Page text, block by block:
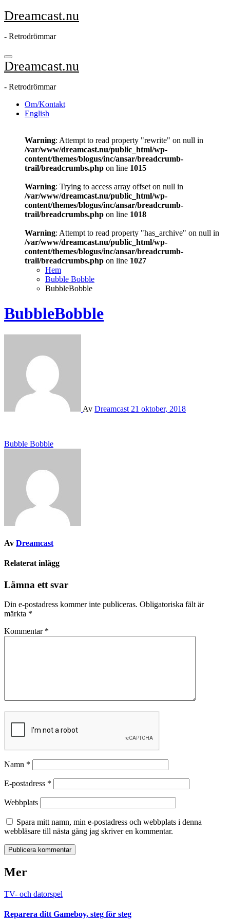
Hoppa
till
Dreamcast.nu
- Retrodrömmar
Dreamcast.nu
- Retrodrömmar
Om/Kontakt
English
Warning: Attempt to read property "rewrite" on null in
/var/www/dreamcast.nu/public_html/wp-
content/themes/blogus/inc/ansar/breadcrumb-
trail/breadcrumbs.php on line 1015
Warning: Trying to access array offset on null in
/var/www/dreamcast.nu/public_html/wp-
content/themes/blogus/inc/ansar/breadcrumb-
trail/breadcrumbs.php on line 1018
Warning: Attempt to read property "has_archive" on null in
/var/www/dreamcast.nu/public_html/wp-
content/themes/blogus/inc/ansar/breadcrumb-
trail/breadcrumbs.php on line 1027
Hem
Bubble Bobble
BubbleBobble
BubbleBobble
Av Dreamcast 21 oktober, 2018
Inläggsnavigering
Bubble Bobble
Av Dreamcast
Relaterat inlägg
Lämna ett svar
Din e-postadress kommer inte publiceras. Obligatoriska fält är
märkta *
Kommentar *
Namn *
E-postadress *
Webbplats
Spara mitt namn, min e-postadress och webbplats i denna
webbläsare till nästa gång jag skriver en kommentar.
Mer
TV- och datorspel
Reparera ditt Gameboy, steg för steg